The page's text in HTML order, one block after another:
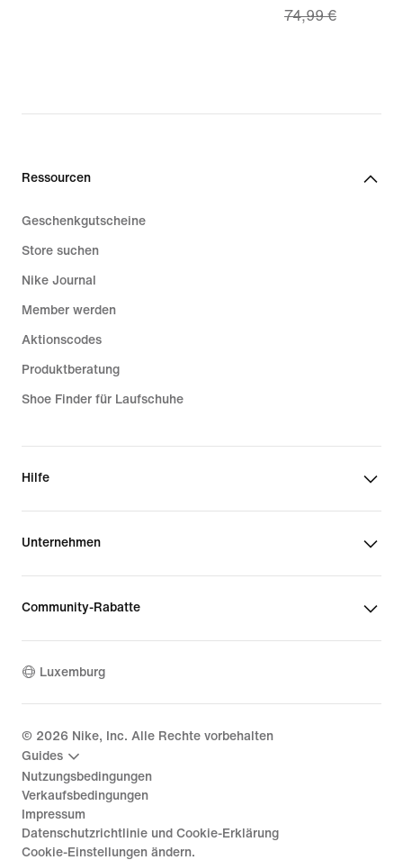
price
74,99 €
74,99 €
Ressourcen
Geschenkgutscheine
Store suchen
Nike Journal
Member werden
Aktionscodes
Produktberatung
Shoe Finder für Laufschuhe
Hilfe
Unternehmen
Community-Rabatte
Luxemburg
© 2026 Nike, Inc. Alle Rechte vorbehalten
Guides
Nutzungsbedingungen
Verkaufsbedingungen
Impressum
Datenschutzrichtlinie und Cookie-Erklärung
Cookie-Einstellungen ändern.